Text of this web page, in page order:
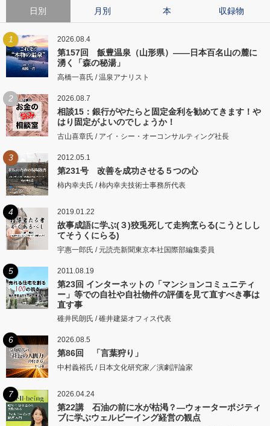
日別 月別 本 収録物
1 2026.08.4
第157回 飯豊温泉（山形県）――日本百名山の麓に
湧く「森の秘湯」
高橋一喜氏 / 温泉アナリスト
2 2026.08.7
相談15：銀行がやたらと固定金利を勧めてきます！や
はり固定がよいのでしょうか！
古山喜章氏 / アイ・シー・オーコンサルティング社長
3 2012.05.1
第231号 改善を成功させる５つの心
柿内幸夫氏 / 柿内幸夫技術士事務所代表
4 2019.01.22
故事成語に学ぶ(３)狡兎死して走狗烹らる(こうとしし
てそうくにらる)
宇惠一郎氏 / 元読売新聞東京本社国際部編集委員
5 2011.08.19
第23回 インターネットの「マンションコミュニティ
ー」等での自社や自社物件の評価を見て直すべき事は
直す事
碓井民朗氏 / 碓井建築オフィス代表
6 2026.08.5
第86回 「言葉狩り」
中村義裕氏 / 日本文化研究家／演劇評論家
7 2026.04.24
第22講 石油の前に水が枯渇？―ウォーターポジティ
ブに学ぶウェルビーイング経営の観点